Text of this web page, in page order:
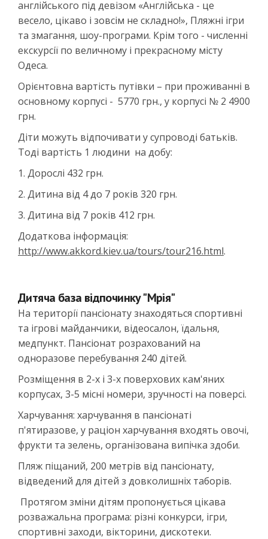
англійського під девізом «Англійська - це
весело, цікаво і зовсім не складно!», Пляжні ігри
та змагання, шоу-програми. Крім того - численні
екскурсії по величному і прекрасному місту
Одеса.
Орієнтовна вартість путівки – при проживанні в
основному корпусі - 5770 грн., у корпусі № 2 4900
грн.
Діти можуть відпочивати у супроводі батьків.
Тоді вартість 1 людини на добу:
1. Дорослі 432 грн.
2. Дитина від 4 до 7 років 320 грн.
3. Дитина від 7 років 412 грн.
Додаткова інформація:
http://www.akkord.kiev.ua/tours/tour216.html.
Дитяча база відпочинку "Мрія"
На території пансіонату знаходяться спортивні
та ігрові майданчики, відеосалон, їдальня,
медпункт. Пансіонат розрахований на
одноразове перебування 240 дітей.
Розміщення в 2-х і 3-х поверхових кам'яних
корпусах, 3-5 місні номери, зручності на поверсі.
Харчування: харчування в пансіонаті
п'ятиразове, у раціон харчування входять овочі,
фрукти та зелень, організована випічка здоби.
Пляж піщаний, 200 метрів від пансіонату,
відведений для дітей з довколишніх таборів.
Протягом зміни дітям пропонується цікава
розважальна програма: різні конкурси, ігри,
спортивні заходи, вікторини, дискотеки.